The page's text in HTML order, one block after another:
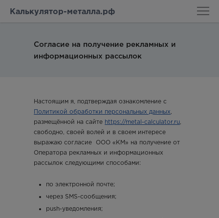
Калькулятор-металла.рф
Согласие на получение рекламных и
информационных рассылок
Настоящим я, подтверждая ознакомление с
Политикой обработки персональных данных
размещённой на сайте https://metal-calculator.ru
свободно, своей волей и в своем интересе
выражаю согласие ООО «КМ» на получение от
Оператора рекламных и информационных
рассылок следующими способами:
по электронной почте;
через SMS-сообщения;
push-уведомления;